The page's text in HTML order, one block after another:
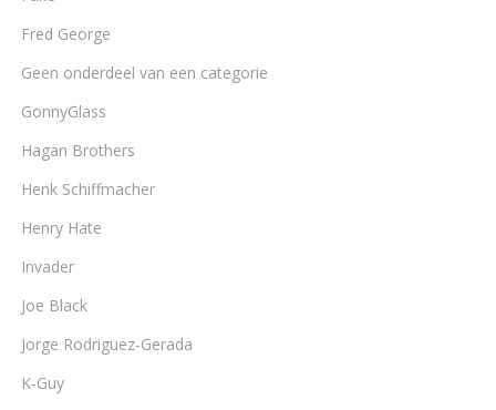
Fred George
Geen onderdeel van een categorie
GonnyGlass
Hagan Brothers
Henk Schiffmacher
Henry Hate
Invader
Joe Black
Jorge Rodriguez-Gerada
K-Guy